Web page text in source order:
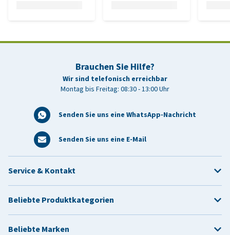
Brauchen Sie Hilfe?
Wir sind telefonisch erreichbar
Montag bis Freitag: 08:30 - 13:00 Uhr
Senden Sie uns eine WhatsApp-Nachricht
Senden Sie uns eine E-Mail
Service & Kontakt
Beliebte Produktkategorien
Beliebte Marken